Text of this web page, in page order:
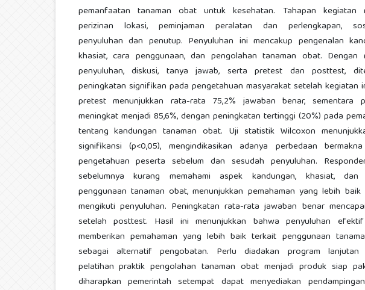
pemanfaatan tanaman obat untuk kesehatan. Tahapan kegiatan
perizinan lokasi, peminjaman peralatan dan perlengkapan,
penyuluhan dan penutup. Penyuluhan ini mencakup pengenalan
khasiat, cara penggunaan, dan pengolahan tanaman obat. Dengan
penyuluhan, diskusi, tanya jawab, serta pretest dan posttest,
peningkatan signifikan pada pengetahuan masyarakat setelah kegiatan
pretest menunjukkan rata-rata 75,2% jawaban benar, sementara
meningkat menjadi 85,6%, dengan peningkatan tertinggi (20%) pada
tentang kandungan tanaman obat. Uji statistik Wilcoxon
signifikansi (p<0,05), mengindikasikan adanya perbedaan
pengetahuan peserta sebelum dan sesudah penyuluhan.
sebelumnya kurang memahami aspek kandungan, khasiat, dan
penggunaan tanaman obat, menunjukkan pemahaman yang lebih baik
mengikuti penyuluhan. Peningkatan rata-rata jawaban benar
setelah posttest. Hasil ini menunjukkan bahwa penyuluhan
memberikan pemahaman yang lebih baik terkait penggunaan
sebagai alternatif pengobatan. Perlu diadakan program lanjutan
pelatihan praktik pengolahan tanaman obat menjadi produk siap
diharapkan pemerintah setempat dapat menyediakan